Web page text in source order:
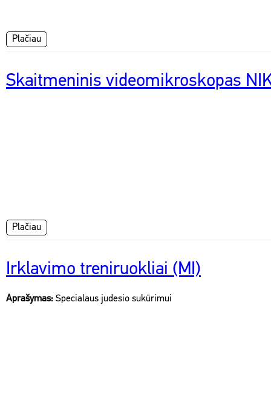
Plačiau
Skaitmeninis videomikroskopas
Plačiau
Irklavimo treniruokliai (MI)
Aprašymas: Specialaus judesio sukūrimui